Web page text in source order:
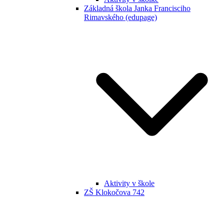
Základná škola Janka Francisciho
Rimavského (edupage)
Aktivity v škole
ZŠ Klokočova 742